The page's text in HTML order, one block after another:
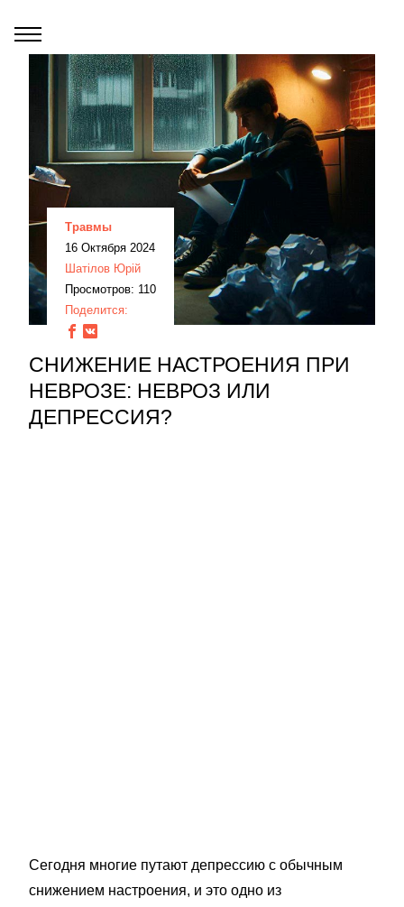
Травмы
16 Октября 2024
Шатілов Юрій
Просмотров: 110
Поделится:
СНИЖЕНИЕ НАСТРОЕНИЯ ПРИ
НЕВРОЗЕ: НЕВРОЗ ИЛИ
ДЕПРЕССИЯ?
Сегодня многие путают депрессию с обычным
снижением настроения, и это одно из